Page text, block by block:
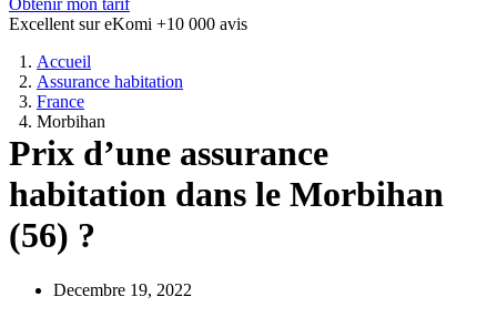
Obtenir mon tarif
Excellent sur eKomi +10 000 avis
Accueil
Assurance habitation
France
Morbihan
Prix d’une assurance
habitation dans le Morbihan
(56) ?
Decembre 19, 2022